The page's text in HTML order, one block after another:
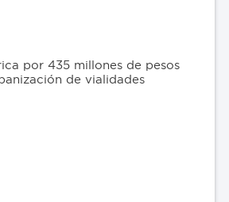
por 435 millones de pesos
de vialidades